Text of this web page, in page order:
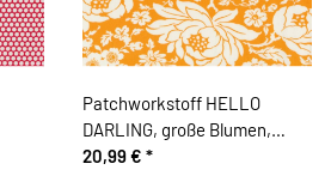
Patchworkstoff HELLO
DARLING, große Blumen,
orange, Moda Fabrics
20,99 € *